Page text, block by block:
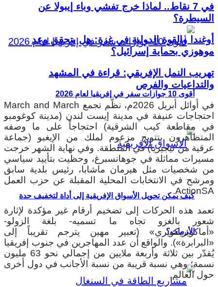
أقوى 10 جوازات سفر في إفريقيا لعام 2026
كيف يمكن تحويل الأسواق الإفريقية إلى أداة لتخفيف حدة
الأزمات؟
في 7 نقاط.. لماذا خرج تفشي وباء إيبولا عن
السيطرة؟
أوغندا والقوة الدولية في غزة: هل يتحقق وعد
موهوزي بحماية إسرائيل؟
تهريب النمل الإفريقي: قراءة في المشهد
والتداعيات والفرص
في أوائل أبريل 2026م، نظّم تجمع March and March
احتجاجات عنيفة في مدينة إيست لندن (مدينة كوغومبو
في مقاطعة كيب الشرقية) احتجاجاً على ما وصفه
المتظاهرون بتتويج مزعوم لملك من الإيغبو (جماعة
عرقية من نيجيريا) في المنطقة. وفي نهاية الشهر خرجت
مسيرات مماثلة في جوهانسبرغ، وحظيت بتأييد سياسي
من شخصيات مثل هيرمان ماشابا، رئيس بلدية سابق
ومرشح في الانتخابات المحلية المقبلة عن حزب العمل
ActionSA.
تعمد هذه الحركات إلى تضخيم أرقام غير مؤكدة لإثارة
شعور بالغزو تجاه ما تسميه- بلغة الزولو-
«أماكويريكويري» (تعبير مهين يترجم تقريباً إلى
«البرابرة»). والواقع أن عدد المهاجرين في جنوب إفريقيا
يُقدّر بين ثلاثة وأربعة ملايين من إجمالي نحو 63 مليون
نسمة؛ وهي نسبة قريبة من نسبة الأجانب في دول أخرى
حول العالم.